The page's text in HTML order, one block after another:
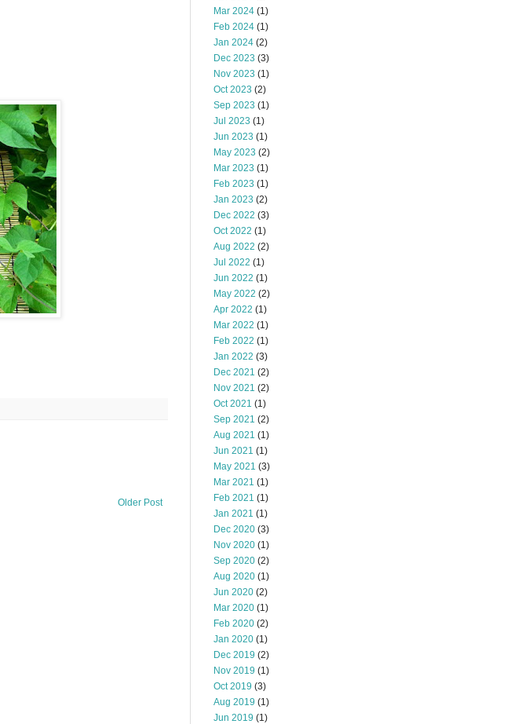
Older Post
Mar 2024 (1)
Feb 2024 (1)
Jan 2024 (2)
Dec 2023 (3)
Nov 2023 (1)
Oct 2023 (2)
Sep 2023 (1)
Jul 2023 (1)
Jun 2023 (1)
May 2023 (2)
Mar 2023 (1)
Feb 2023 (1)
Jan 2023 (2)
Dec 2022 (3)
Oct 2022 (1)
Aug 2022 (2)
Jul 2022 (1)
Jun 2022 (1)
May 2022 (2)
Apr 2022 (1)
Mar 2022 (1)
Feb 2022 (1)
Jan 2022 (3)
Dec 2021 (2)
Nov 2021 (2)
Oct 2021 (1)
Sep 2021 (2)
Aug 2021 (1)
Jun 2021 (1)
May 2021 (3)
Mar 2021 (1)
Feb 2021 (1)
Jan 2021 (1)
Dec 2020 (3)
Nov 2020 (1)
Sep 2020 (2)
Aug 2020 (1)
Jun 2020 (2)
Mar 2020 (1)
Feb 2020 (2)
Jan 2020 (1)
Dec 2019 (2)
Nov 2019 (1)
Oct 2019 (3)
Aug 2019 (1)
Jun 2019 (1)